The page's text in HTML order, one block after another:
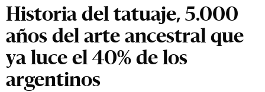
Historia del tatuaje, 5.000
años del arte ancestral que
ya luce el 40% de los
argentinos